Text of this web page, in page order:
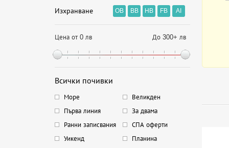
Изхранване OB BB HB FB AI
Цена от 0 лв До 300+ лв
Всички почивки
Море
Великден
Първа линия
За двама
Ранни записвания
СПА оферти
Уикенд
Планина